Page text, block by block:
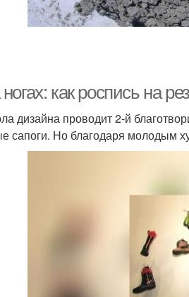
ногах: как роспись на
дизайна проводит 2-й
сапоги. Но благодаря молодым